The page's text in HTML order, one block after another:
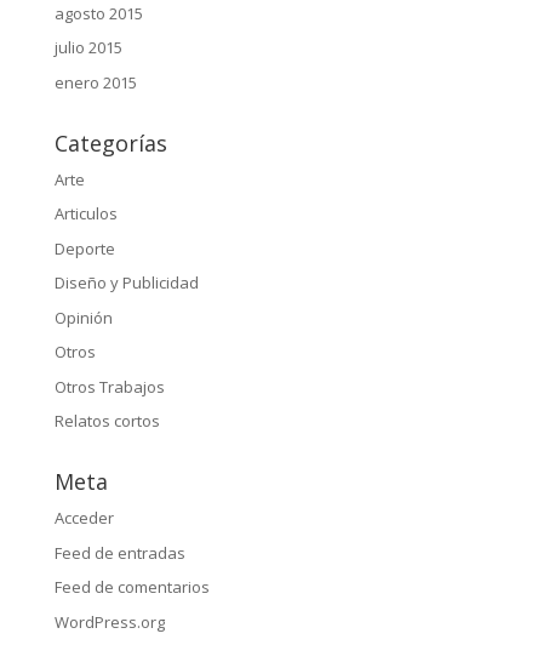
agosto 2015
julio 2015
enero 2015
Categorías
Arte
Articulos
Deporte
Diseño y Publicidad
Opinión
Otros
Otros Trabajos
Relatos cortos
Meta
Acceder
Feed de entradas
Feed de comentarios
WordPress.org